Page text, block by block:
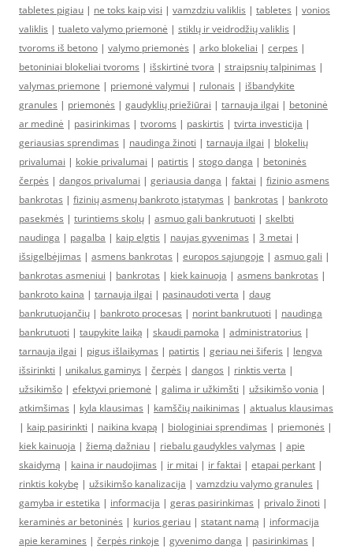
tabletes pigiau | ne toks kaip visi | vamzdziu valiklis | tabletes | vonios
valiklis | tualeto valymo priemonė | stiklų ir veidrodžių valiklis |
tvoroms iš betono | valymo priemonės | arko blokeliai | cerpes |
betoniniai blokeliai tvoroms | išskirtinė tvora | straipsnių talpinimas |
valymas priemone | priemonė valymui | rulonais | išbandykite
granules | priemonės | gaudyklių priežiūrai | tarnauja ilgai | betoninė
ar medinė | pasirinkimas | tvoroms | paskirtis | tvirta investicija |
geriausias sprendimas | naudinga žinoti | tarnauja ilgai | blokelių
privalumai | kokie privalumai | patirtis | stogo danga | betoninės
čerpės | dangos privalumai | geriausia danga | faktai | fizinio asmens
bankrotas | fizinių asmenų bankroto įstatymas | bankrotas | bankroto
pasekmės | turintiems skolų | asmuo gali bankrutuoti | skelbti
naudinga | pagalba | kaip elgtis | naujas gyvenimas | 3 metai |
išsigelbėjimas | asmens bankrotas | europos sąjungoje | asmuo gali |
bankrotas asmeniui | bankrotas | kiek kainuoja | asmens bankrotas |
bankroto kaina | tarnauja ilgai | pasinaudoti verta | daug
bankrutuojančių | bankroto procesas | norint bankrutuoti | naudinga
bankrutuoti | taupykite laiką | skaudi pamoka | administratorius |
tarnauja ilgai | pigus išlaikymas | patirtis | geriau nei šiferis | lengva
išsirinkti | unikalus gaminys | čerpės | dangos | rinktis verta |
užsikimšo | efektyvi priemonė | galima ir užkimšti | užsikimšo vonia |
atkimšimas | kyla klausimas | kamščių naikinimas | aktualus klausimas
| kaip pasirinkti | naikina kvapą | biologiniai sprendimas | priemonės |
kiek kainuoja | žiemą dažniau | riebalu gaudykles valymas | apie
skaidymą | kaina ir naudojimas | ir mitai | ir faktai | etapai perkant |
rinktis kokybę | užsikimšo kanalizacija | vamzdziu valymo granules |
gamyba ir estetika | informacija | geras pasirinkimas | privalo žinoti |
keraminės ar betoninės | kurios geriau | statant namą | informacija
apie keramines | čerpės rinkoje | gyvenimo danga | pasirinkimas |